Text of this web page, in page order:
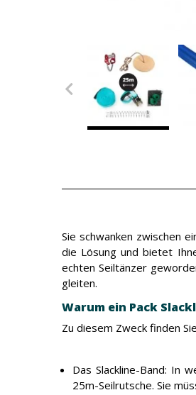
Sie schwanken zwischen
die Lösung und bietet
echten Seiltänzer
gleiten.
Warum ein Pack
Zu diesem Zweck finden
Das Slackline-Band: In
25m-Seilrutsche. Sie